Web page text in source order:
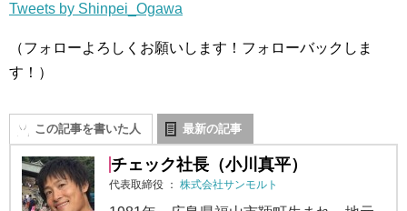
Tweets by Shinpei_Ogawa
（フォローよろしくお願いします！フォローバックしま
す！）
この記事を書いた人 最新の記事
チェック社長（小川真平）
代表取締役 ： 株式会社サンモルト